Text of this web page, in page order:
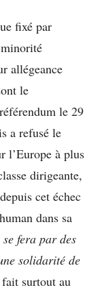
fixé par
allégeance
le
le 29
a refusé le
l’Europe à plus
dirigeante,
cet échec
dans sa
se fera par des
solidarité de
surtout au